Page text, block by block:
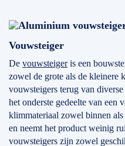
Vouwsteiger
De vouwsteigeris een
zowel de grote als de kleinere
vouwsteigers terug van
het onderste gedeelte van een
klimmateriaal zowel binnen
en neemt het product weinig
vouwsteigers zijn zowel